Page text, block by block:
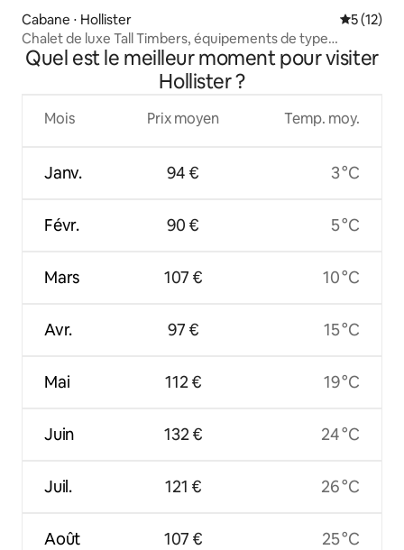
Cabane ⋅ Hollister
5 (12)
Chalet de luxe Tall Timbers, équipements de type
complexe hôtelier
Quel est le meilleur moment pour visiter
Hollister ?
Mois
Janv.
Févr.
Mars
Avr.
Mai
Juin
Juil.
Août
Prix moyen
94 €
90 €
107 €
97 €
112 €
132 €
121 €
107 €
Temp. moy.
3 °C
5 °C
10 °C
15 °C
19 °C
24 °C
26 °C
25 °C